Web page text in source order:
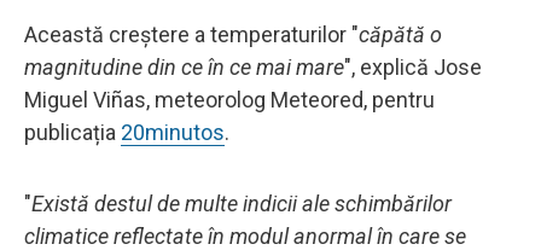
Această creștere a temperaturilor "căpătă o
magnitudine din ce în ce mai mare", explică Jose
Miguel Viñas, meteorolog Meteored, pentru
publicația 20minutos.
"Există destul de multe indicii ale schimbărilor
climatice reflectate în modul anormal în care se